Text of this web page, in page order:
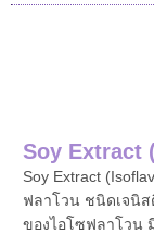
Soy Extract
Soy Extract
ฟลาโวน ชนิดเจนิส
ของไอโซฟลาโวน